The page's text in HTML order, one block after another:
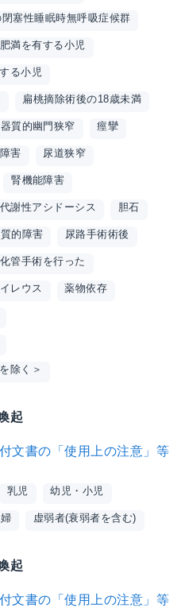
塞性睡眠時無呼吸症候群
肥満を有する小児
る小児
扁桃摘除術後の18歳未満
器質的幽門狭窄 痙攣
害 尿道狭窄
腎機能障害
代謝性アシドーシス 胆石
的障害 尿路手術術後
管手術を行った
レウス 薬物依存
除く＞
起
文書の「使用上の注意」等
乳児 幼児・小児
虚弱者(衰弱者を含む)
起
文書の「使用上の注意」等